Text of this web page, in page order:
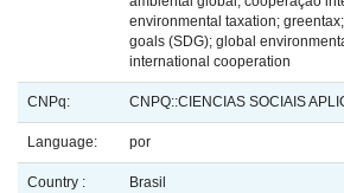
environmental taxation;
goals (SDG); global
international cooperation
CNPq: CNPQ::CIENCIAS SOCIAIS
Language: por
Country : Brasil